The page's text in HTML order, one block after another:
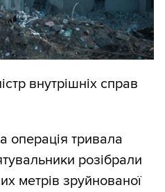
внутрішніх справ
операція тривала
розібрали
метрів зруйнованої